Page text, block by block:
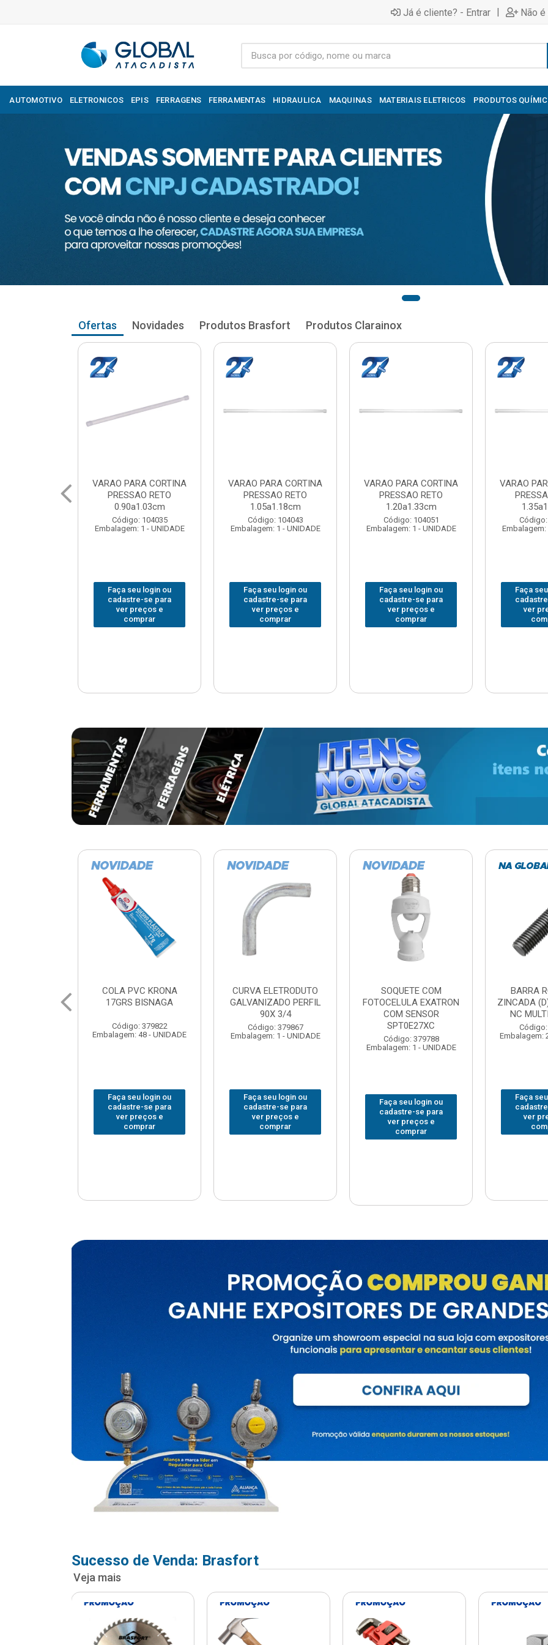
Já é cliente? - Entrar | Não
AUTOMOTIVO ELETRONICOS EPIS FERRAGENS FERRAMENTAS HIDRAULICA MAQUINAS MATERIAIS ELETRICOS PRODUTOS
Ofertas Novidades Produtos Brasfort Produtos Clarainox
VARAO PARA CORTINA
PRESSAO RETO
1.05a1.18cm
Código: 104043
Embalagem: 1 - UNIDADE
Faça seu login ou
cadastre-se para
ver preços e
comprar
VARAO PARA CORTINA
PRESSAO RETO
1.20a1.33cm
Código: 104051
Embalagem: 1 - UNIDADE
Faça seu login ou
cadastre-se para
ver preços e
comprar
VARAO PARA CORTINA
PRESSAO RETO
1.35a1.48cm
Código: 104060
Embalagem: 1 - UNIDADE
Faça seu login ou
cadastre-se para
ver preços e
comprar
VARAO
Embalagem:
Faça
ver
CURVA ELETRODUTO
GALVANIZADO PERFIL
Código: 379867
Embalagem: 1 - UNIDADE
Faça seu login ou
cadastre-se para
ver preços e
comprar
SOQUETE COM
FOTOCELULA EXATRON
COM SENSOR
SPT0E27XC
Código: 379788
Faça seu login ou
cadastre-se para
ver preços e
comprar
BARRA ROSCADA
ZINCADA (D) 5/16”X1MT
NC MULTIBARRAS
Código: 379806
Embalagem: 20 - UNIDADE
Faça seu login ou
cadastre-se para
ver preços e
comprar
JOMARCA
Embalagem:
Faça
ver
Sucesso de Venda: Brasfort
Veja mais